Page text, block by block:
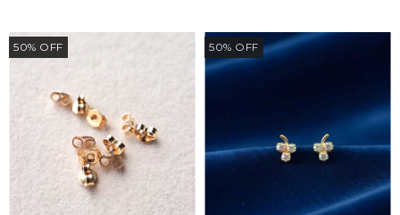
50% OFF 50% OFF